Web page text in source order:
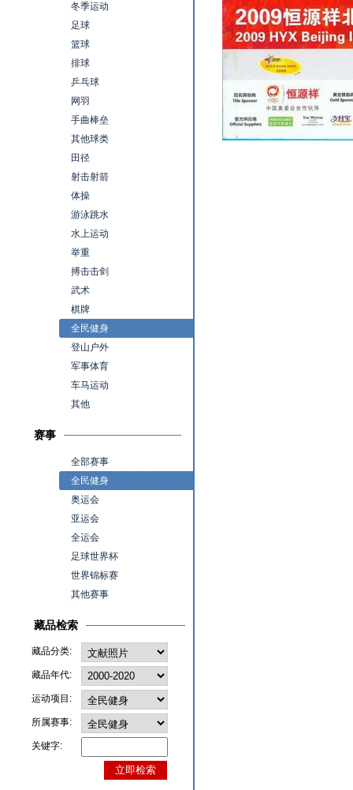
冬季运动
足球
篮球
排球
乒乓球
网羽
手曲棒垒
其他球类
田径
射击射箭
体操
游泳跳水
水上运动
举重
搏击击剑
武术
棋牌
全民健身
登山户外
军事体育
车马运动
其他
赛事
全部赛事
全民健身
奥运会
亚运会
全运会
足球世界杯
世界锦标赛
其他赛事
藏品检索
藏品分类:
藏品年代:
运动项目:
所属赛事:
关键字: